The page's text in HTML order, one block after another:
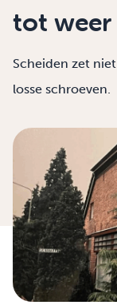
tot
Scheiden zet
losse schroeven.